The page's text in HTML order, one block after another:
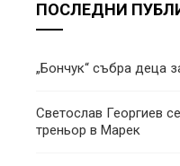
ПОСЛЕДНИ
„Бончук“ събра деца
Светослав Георгиев
треньор в Марек